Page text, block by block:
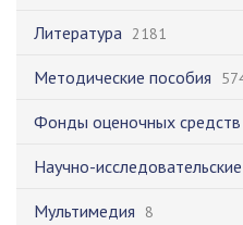
Литература 2181
Методические пособия
Фонды оценочных средств
Научно-
Мультимедия 8